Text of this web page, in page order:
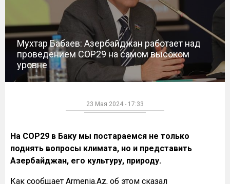
Мухтар Бабаев: Азербайджан работает над
проведением COP29 на самом высоком
уровне
23 Мая 2024 - 17:33
На COP29 в Баку мы постараемся не только
поднять вопросы климата, но и представить
Азербайджан, его культуру, природу.
Как сообщает Armenia.Az, об этом сказал